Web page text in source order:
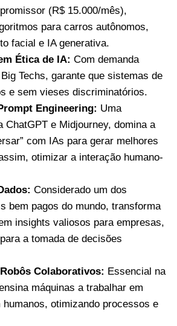
(R$ 15.000/mês),
para carros autônomos,
facial e IA generativa.
Ética de IA: Com demanda
Techs, garante que sistemas de
e sem vieses discriminatórios.
Engineering: Uma
ChatGPT e Midjourney, domina a
com IAs para gerar melhores
otimizar a interação humano-
Considerado um dos
bem pagos do mundo, transforma
insights valiosos para empresas,
a tomada de decisões
Colaborativos: Essencial na
máquinas a trabalhar em
humanos, otimizando processos e